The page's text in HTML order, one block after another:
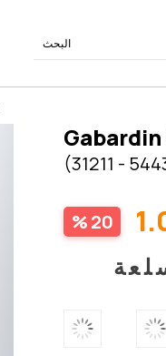
Gabardin
(31211 -
20